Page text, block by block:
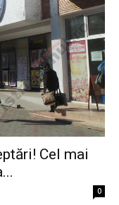
Cel mai
0